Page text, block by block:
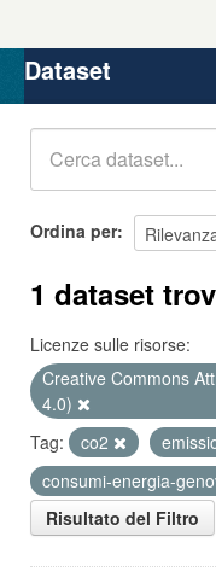
Organizzazioni
Gruppi
Dataset
Ordina per
1 dataset
Licenze sulle risorse:
Creative Commons
4.0)
Tag:
co2
consumi-energia-
Risultato del Filtro